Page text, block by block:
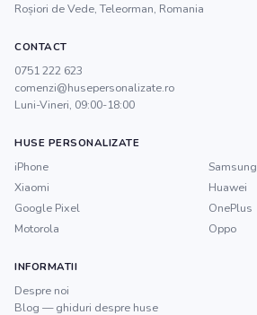
Roșiori de Vede,Teleorman, Romania
CONTACT
0751 222 623
comenzi@husepersonalizate.ro
Luni-Vineri, 09:00-18:00
HUSE PERSONALIZATE
iPhone
Samsung
Xiaomi
Huawei
Google Pixel
OnePlus
Motorola
Oppo
INFORMATII
Despre noi
Blog — ghiduri despre huse